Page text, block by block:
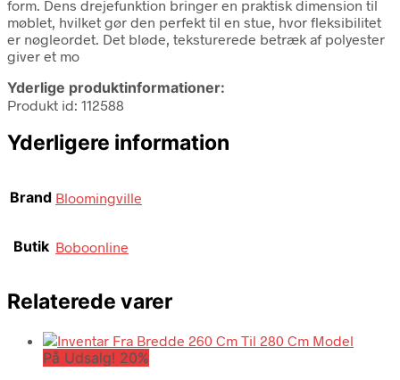
form. Dens drejefunktion bringer en praktisk dimension til
møblet, hvilket gør den perfekt til en stue, hvor fleksibilitet
er nøgleordet. Det bløde, teksturerede betræk af polyester
giver et mo
Yderlige produktinformationer:
Produkt id: 112588
Yderligere information
Brand Bloomingville
Butik Boboonline
Relaterede varer
På Udsalg! 20%